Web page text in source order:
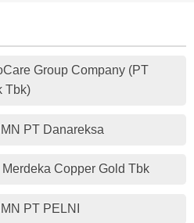
Group Company (PT
Tbk)
PT Danareksa
Copper Gold Tbk
PT PELNI